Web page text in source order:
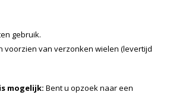
gebruik.
voorzien van verzonken wielen (levertijd
mogelijk: Bent u opzoek naar een